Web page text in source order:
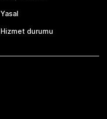
Yasal
Hizmet durumu